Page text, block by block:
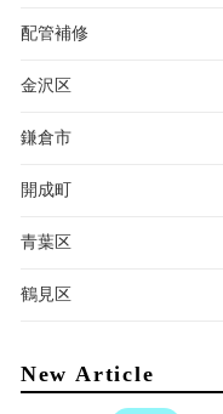
配管補修
金沢区
鎌倉市
開成町
青葉区
鶴見区
New Article